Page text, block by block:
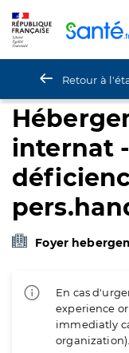
Retour à
internat
Foyer
En cas
experience
immediatly
organization).